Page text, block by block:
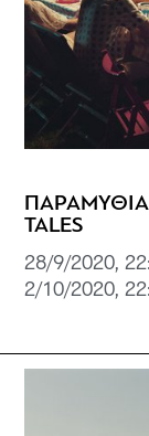
TALES
28/9/2020,
2/10/2020,